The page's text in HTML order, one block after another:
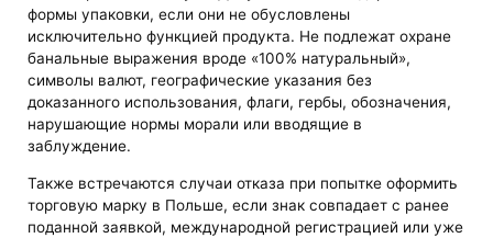
формы упаковки, если они не обусловлены
исключительно функцией продукта. Не подлежат охране
банальные выражения вроде «100% натуральный»,
символы валют, географические указания без
доказанного использования, флаги, гербы, обозначения,
нарушающие нормы морали или вводящие в
заблуждение.
Также встречаются случаи отказа при попытке оформить
торговую марку в Польше, если знак совпадает с ранее
поданной заявкой, международной регистрацией или уже